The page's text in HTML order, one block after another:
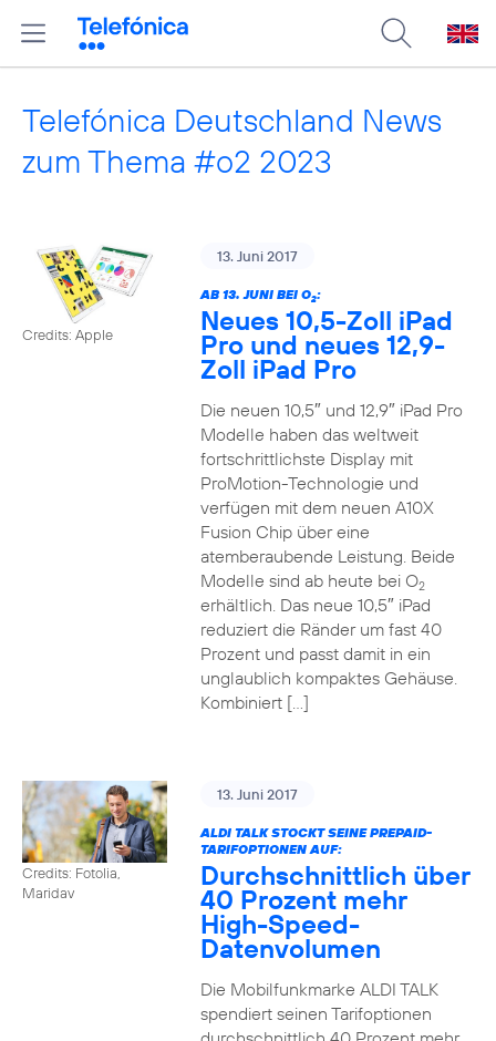
Telefónica Deutschland News
zum Thema #o2 2023
Credits: Apple
13. Juni 2017
AB 13. JUNI BEI O2:
Neues 10,5-Zoll iPad
Pro und neues 12,9-
Zoll iPad Pro
Die neuen 10,5″ und 12,9″ iPad Pro
Modelle haben das weltweit
fortschrittlichste Display mit
ProMotion-Technologie und
verfügen mit dem neuen A10X
Fusion Chip über eine
atemberaubende Leistung. Beide
Modelle sind ab heute bei O2
erhältlich. Das neue 10,5″ iPad
reduziert die Ränder um fast 40
Prozent und passt damit in ein
unglaublich kompaktes Gehäuse.
Kombiniert […]
Credits: Fotolia,
Maridav
13. Juni 2017
ALDI TALK STOCKT SEINE PREPAID-
TARIFOPTIONEN AUF:
Durchschnittlich über
40 Prozent mehr
High-Speed-
Datenvolumen
Die Mobilfunkmarke ALDI TALK
spendiert seinen Tarifoptionen